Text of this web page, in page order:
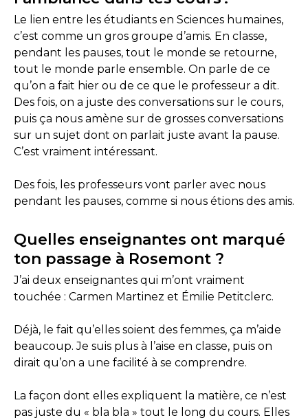
Le lien entre les étudiants en Sciences humaines,
c’est comme un gros groupe d’amis. En classe,
pendant les pauses, tout le monde se retourne,
tout le monde parle ensemble. On parle de ce
qu’on a fait hier ou de ce que le professeur a dit.
Des fois, on a juste des conversations sur le cours,
puis ça nous amène sur de grosses conversations
sur un sujet dont on parlait juste avant la pause.
C’est vraiment intéressant.
Des fois, les professeurs vont parler avec nous
pendant les pauses, comme si nous étions des amis.
Quelles enseignantes ont marqué
ton passage à Rosemont ?
J’ai deux enseignantes qui m’ont vraiment
touchée : Carmen Martinez et Émilie Petitclerc.
Déjà, le fait qu’elles soient des femmes, ça m’aide
beaucoup. Je suis plus à l’aise en classe, puis on
dirait qu’on a une facilité à se comprendre.
La façon dont elles expliquent la matière, ce n’est
pas juste du « bla bla » tout le long du cours. Elles